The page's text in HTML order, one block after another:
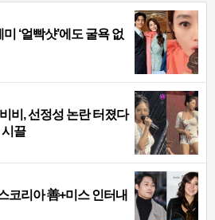
‘얼빡샷’에도 굴욕 없
비, 선정성 논란 터졌다
끌
코리아 善+미스 인터내